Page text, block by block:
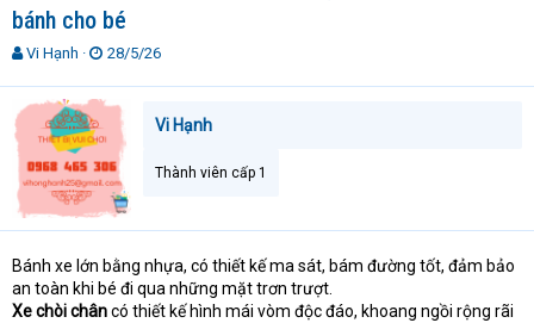
bánh cho bé
T
d
s
a
t
e
r
Vi Hạnh
N
g
ử
i
28/5/26
Vi Hạnh
Thành viên cấp 1
Bánh xe lớn bằng nhựa, có thiết kế ma sát, bám đường tốt, đảm bảo
an toàn khi bé đi qua những mặt trơn trượt.
Xe chòi châncó thiết kế hình mái vòm độc đáo, khoang ngồi rộng rãi